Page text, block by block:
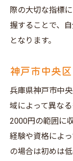
際の大切な指標
握することで、
となります。
神戸市中央
兵庫県神戸市中
域によって異な
2000円の範囲に
経験や資格によ
の場合は初めは